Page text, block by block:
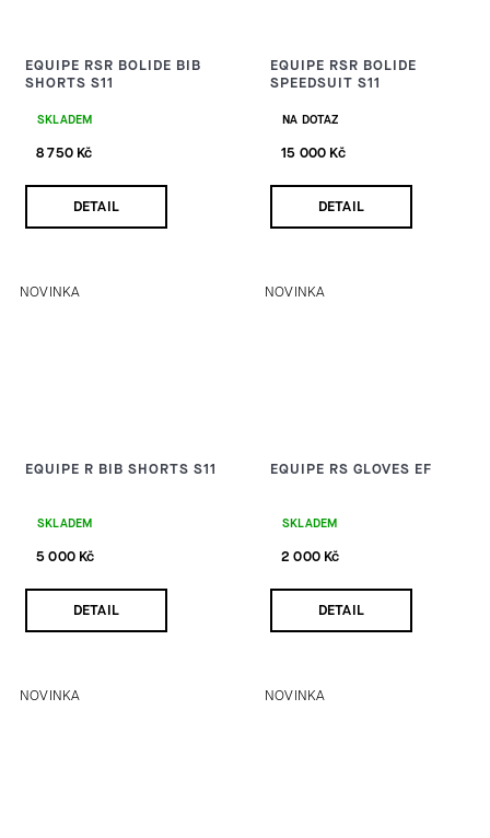
EQUIPE RSR BOLIDE BIB
SHORTS S11
SKLADEM
8 750 Kč
DETAIL
EQUIPE RSR BOLIDE
SPEEDSUIT S11
NA DOTAZ
15 000 Kč
DETAIL
NOVINKA
EQUIPE R BIB SHORTS S11
SKLADEM
5 000 Kč
DETAIL
NOVINKA
EQUIPE RS GLOVES EF
SKLADEM
2 000 Kč
DETAIL
NOVINKA NOVINKA